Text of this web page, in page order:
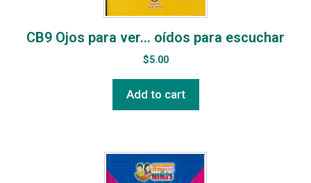
CB9 Ojos para ver… oídos para escuchar
$5.00
Add to cart